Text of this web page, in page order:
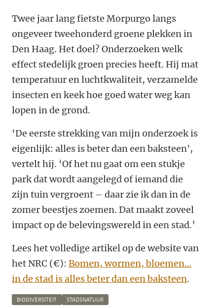
Twee jaar lang fietste Morpurgo langs
ongeveer tweehonderd groene plekken in
Den Haag. Het doel? Onderzoeken welk
effect stedelijk groen precies heeft. Hij mat
temperatuur en luchtkwaliteit, verzamelde
insecten en keek hoe goed water weg kan
lopen in de grond.
‘De eerste strekking van mijn onderzoek is
eigenlijk: alles is beter dan een baksteen',
vertelt hij. ‘Of het nu gaat om een stukje
park dat wordt aangelegd of iemand die
zijn tuin vergroent – daar zie ik dan in de
zomer beestjes zoemen. Dat maakt zoveel
impact op de belevingswereld in een stad.’
Lees het volledige artikel op de website van
het NRC (€): Bomen, wormen, bloemen…
in de stad is alles beter dan een baksteen.
BIODIVERSITEIT STADSNATUUR